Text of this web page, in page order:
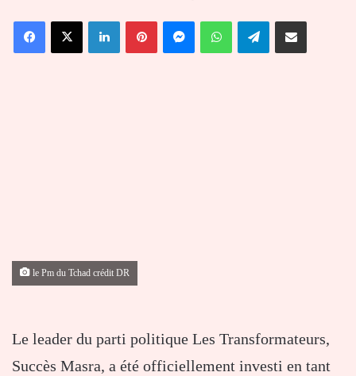
courriel
FacebookX LinkedinPinterestMessengerWhatsAppTelegramPartager par email
le Pm du Tchad crédit DR
Le leader du parti politique Les Transformateurs,
Succès Masra, a été officiellement investi en tant